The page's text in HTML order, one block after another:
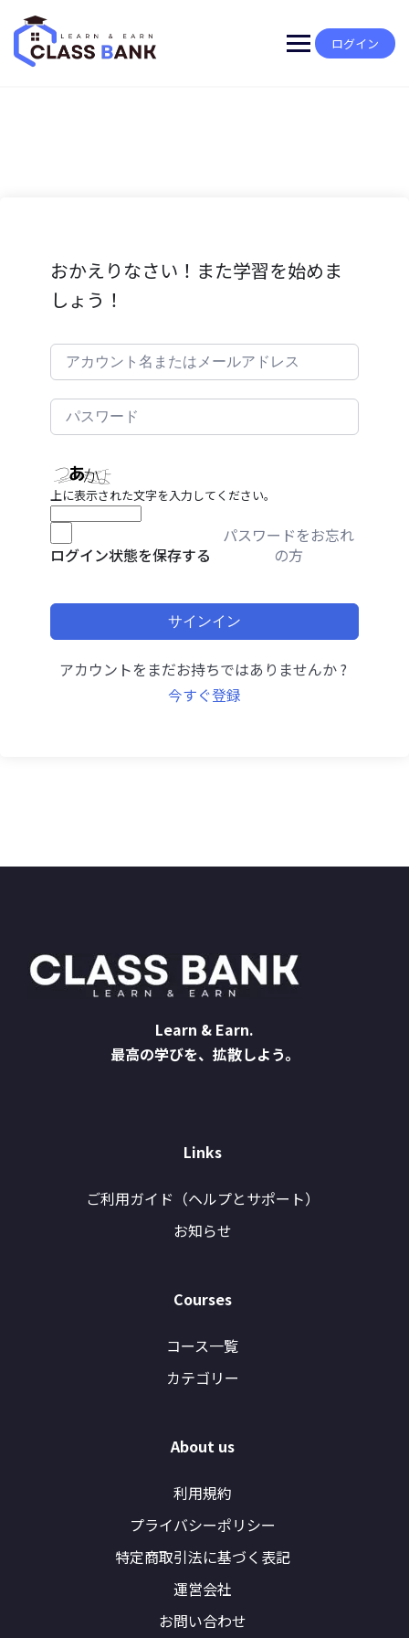
content
ログイン
おかえりなさい！また学習を始めま
しょう！
上に表示された文字を入力してください。
ログイン状態を保存する
パスワードをお忘れ
の方
サインイン
アカウントをまだお持ちではありませんか ?
今すぐ登録
Learn & Earn.
最高の学びを、拡散しよう。
Links
ご利用ガイド（ヘルプとサポート）
お知らせ
Courses
コース一覧
カテゴリー
About us
利用規約
プライバシーポリシー
特定商取引法に基づく表記
運営会社
お問い合わせ